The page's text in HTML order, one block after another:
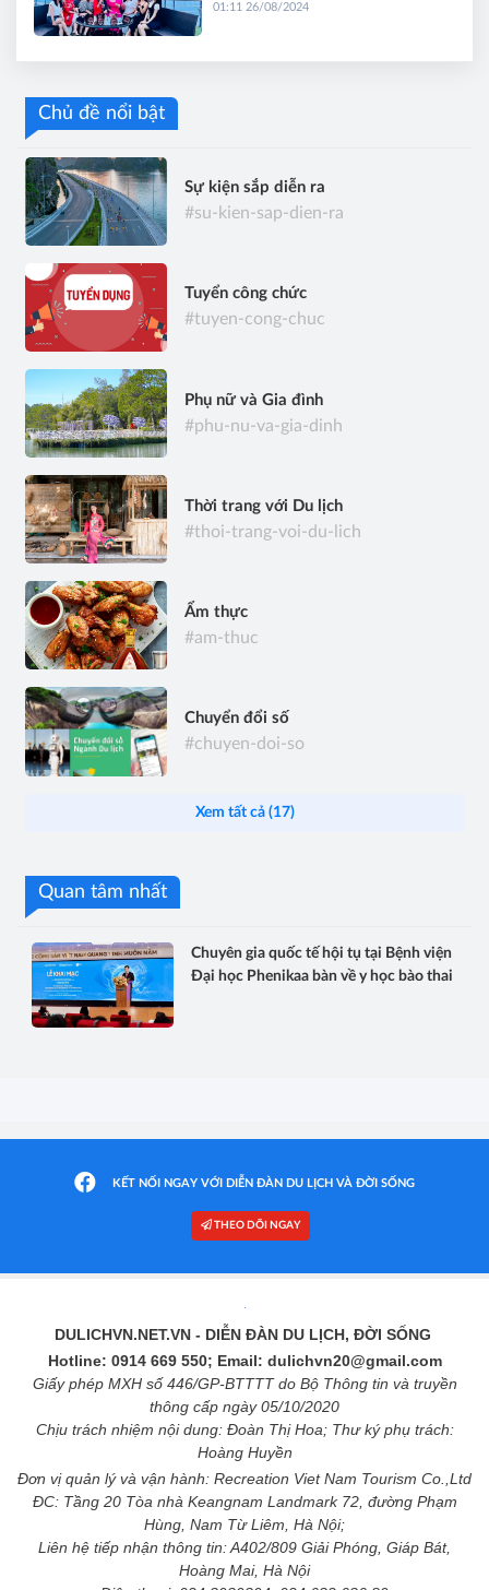
01:11 26/08/2024
Chủ đề nổi bật
Sự kiện sắp diễn ra
#su-kien-sap-dien-ra
Tuyển công chức
#tuyen-cong-chuc
Phụ nữ và Gia đình
#phu-nu-va-gia-dinh
Thời trang với Du lịch
#thoi-trang-voi-du-lich
Ẩm thực
#am-thuc
Chuyển đổi số
#chuyen-doi-so
Xem tất cả (17)
Quan tâm nhất
Chuyên gia quốc tế hội tụ tại Bệnh viện
Đại học Phenikaa bàn về y học bào thai
KẾT NỐI NGAY VỚI DIỄN ĐÀN DU LỊCH VÀ ĐỜI SỐNG
THEO DÕI NGAY
DULICHVN.NET.VN- DIỄN ĐÀN DU LỊCH, ĐỜI SỐNG
Hotline: 0914 669 550; Email: dulichvn20@gmail.com
Giấy phép MXH số 446/GP-BTTTT do Bộ Thông tin và truyền
thông cấp ngày 05/10/2020
Chịu trách nhiệm nội dung: Đoàn Thị Hoa; Thư ký phụ trách:
Hoàng Huyền
Đơn vị quản lý và vận hành: Recreation Viet Nam Tourism Co.,Ltd
ĐC: Tầng 20 Tòa nhà Keangnam Landmark 72, đường Phạm
Hùng, Nam Từ Liêm, Hà Nội;
Liên hệ tiếp nhận thông tin: A402/809 Giải Phóng, Giáp Bát,
Hoàng Mai, Hà Nội